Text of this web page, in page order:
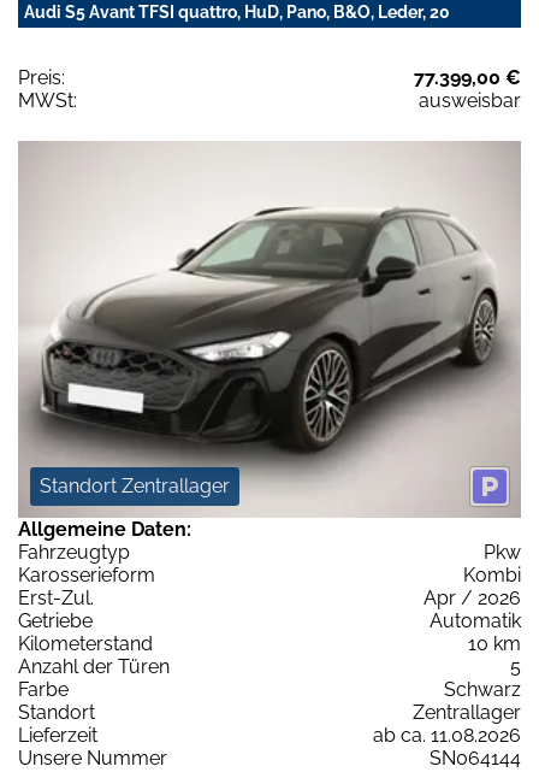
Audi S5 Avant TFSI quattro, HuD, Pano, B&O, Leder, 20
Preis:
77.399,00 €
MWSt:
ausweisbar
Standort Zentrallager
Allgemeine Daten:
Fahrzeugtyp
Pkw
Karosserieform
Kombi
Erst-Zul.
Apr / 2026
Getriebe
Automatik
Kilometerstand
10 km
Anzahl der Türen
5
Farbe
Schwarz
Standort
Zentrallager
Lieferzeit
ab ca. 11.08.2026
Unsere Nummer
SN064144